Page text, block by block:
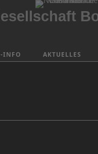
INFO AKTUELLES